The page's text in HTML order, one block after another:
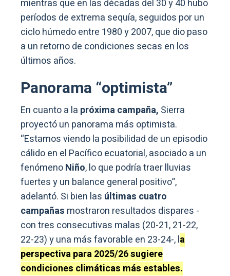
mientras que en las décadas del 30 y 40 hubo
períodos de extrema sequía, seguidos por un
ciclo húmedo entre 1980 y 2007, que dio paso
a un retorno de condiciones secas en los
últimos años.
Panorama “optimista”
En cuanto a la próxima campaña, Sierra
proyectó un panorama más optimista.
“Estamos viendo la posibilidad de un episodio
cálido en el Pacífico ecuatorial, asociado a un
fenómenoNiño, lo que podría traer lluvias
fuertes y un balance general positivo”,
adelantó. Si bien las últimas cuatro
campañas mostraron resultados dispares -
con tres consecutivas malas (20-21, 21-22,
22-23) y una más favorable en 23-24-, la
perspectiva para 2025/26 sugiere
condiciones climáticas más estables.